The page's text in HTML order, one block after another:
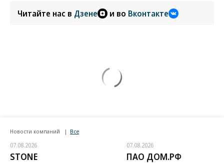
Читайте нас в Дзене и во Вконтакте
Новости компаний Все
07.08.2026
STONE
07.08.2026
ПАО ДОМ.РФ